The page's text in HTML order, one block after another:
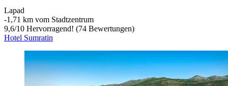
Lapad
‐1,71 km vom Stadtzentrum
9,6/10 Hervorragend! (74 Bewertungen)
Hotel Sumratin